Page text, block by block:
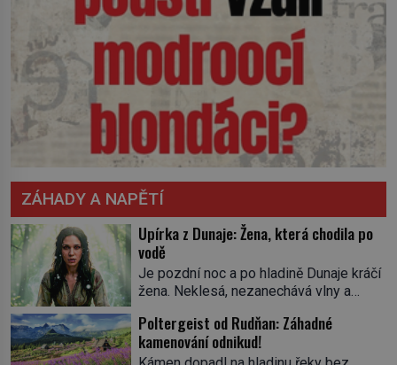
ZÁHADY A NAPĚTÍ
Upírka z Dunaje: Žena, která chodila po
vodě
Je pozdní noc a po hladině Dunaje kráčí
žena. Neklesá, nezanechává vlny a
pod ní byla dlažbou. Muž, který ji z
břehu pozoruje, ji údajně poznává, jenže
Poltergeist od Rudňan: Záhadné
kamenování odnikud!